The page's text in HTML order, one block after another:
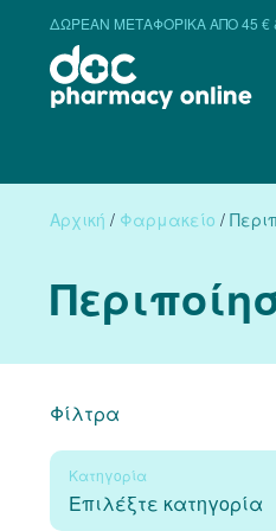
ΔΩΡΕΑΝ ΜΕΤΑΦΟΡΙΚΑ ΑΠΟ 45 €
Αρχική / Φαρμακείο /
Φίλτρα
Κατηγορία
Επιλέξτε κατηγορία